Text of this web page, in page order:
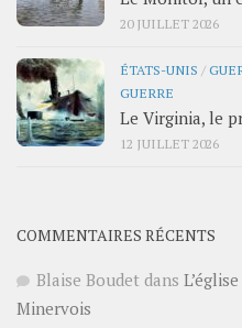
20 JUILLET 2026
ÉTATS-UNIS /
GUERRE
Le Virginia, le
12 JUILLET 2026
COMMENTAIRES RÉCENTS
Blaise Boudet dans
Minervois